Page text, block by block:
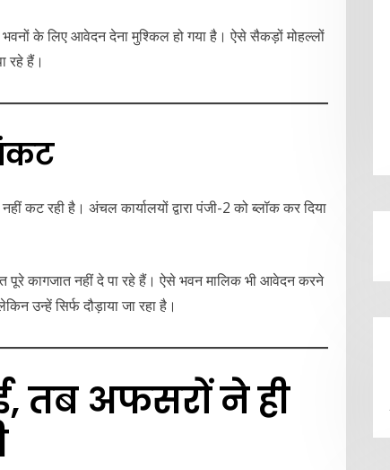
के लिए आवेदन देना मुश्किल हो गया है। ऐसे सैकड़ों मोहल्लों
रहे हैं।
कट रही है। अंचल कार्यालयों द्वारा पंजी-2 को ब्लॉक कर दिया
पूरे कागजात नहीं दे पा रहे हैं। ऐसे भवन मालिक भी आवेदन करने
उन्हें सिर्फ दौड़ाया जा रहा है।
तब अफसरों ने ही